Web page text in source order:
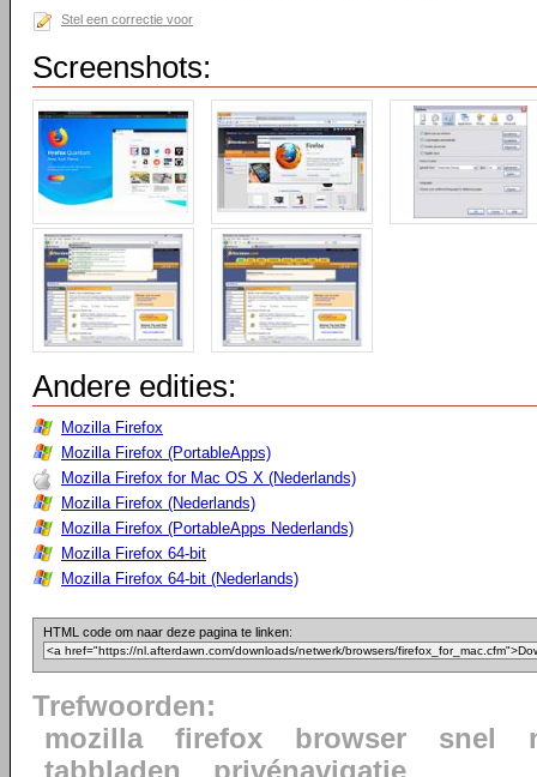
Stel een correctie voor
Screenshots:
Andere edities:
Mozilla Firefox
Mozilla Firefox (PortableApps)
Mozilla Firefox for Mac OS X (Nederlands)
Mozilla Firefox (Nederlands)
Mozilla Firefox (PortableApps Nederlands)
Mozilla Firefox 64-bit
Mozilla Firefox 64-bit (Nederlands)
HTML code om naar deze pagina te linken:
Trefwoorden:
mozilla
firefox browser snel